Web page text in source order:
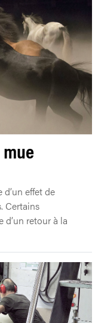
effet de
Certains
d’un retour à la